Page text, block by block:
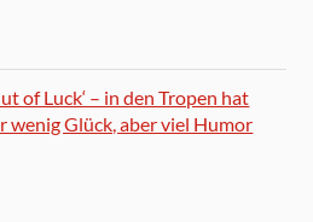
of Luck‘ – in den Tropen hat
wenig Glück, aber viel Humor